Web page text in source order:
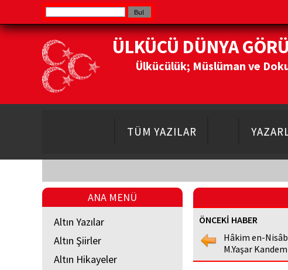
ÜLKÜCÜ DÜNYA
Ülkücülük; Müslüman ve
TÜM YAZILAR
ANA MENÜ
Altın Yazılar
Altın Şiirler
Altın Hikayeler
ÖNCEKİ HABER
Hâkim en-
M.Yaşar